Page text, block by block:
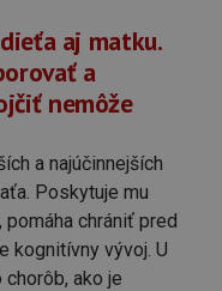
aj matku.
a
nemôže
a najúčinnejších
Poskytuje mu
pomáha chrániť pred
kognitívny vývoj. U
ako je